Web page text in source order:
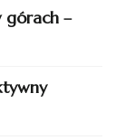
górach –